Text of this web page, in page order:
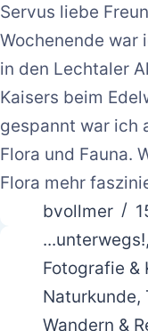
Servus liebe
Wochenende war
in den Lechtaler
Kaisers beim
gespannt war ich
Flora und Fauna.
Flora mehr
bvollmer
...unterwegs!,
Fotografie &
Naturkunde,
Wandern &